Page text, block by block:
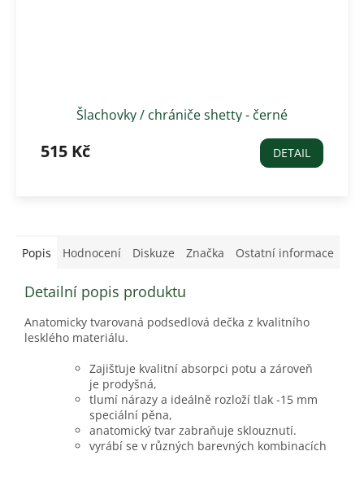
Šlachovky / chrániče shetty - černé
515 Kč DETAIL
Popis Hodnocení Diskuze Značka Ostatní informace
Detailní popis produktu
Anatomicky tvarovaná podsedlová dečka z kvalitního
lesklého materiálu.
Zajišťuje kvalitní absorpci potu a zároveň
je prodyšná,
tlumí nárazy a ideálně rozloží tlak -15 mm
speciální pěna,
anatomický tvar zabraňuje sklouznutí.
vyrábí se v různých barevných kombinacích